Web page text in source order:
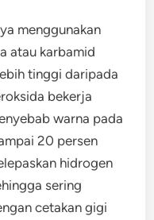
menggunakan
atau karbamid
tinggi daripada
bekerja
warna pada
20 persen
hidrogen
sering
cetakan gigi